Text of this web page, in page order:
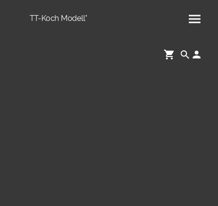
TT-Koch Modell°